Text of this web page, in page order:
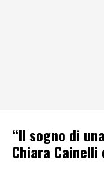
“Il sogno di
Chiara Cainelli